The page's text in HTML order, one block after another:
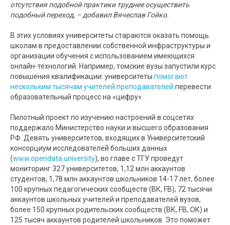
отсутствия подобной практики труднее осуществить
подобный переход, – добавил Вячеслав Гойко.
В этих условиях университеты стараются оказать помощь
школам в предоставлении собственной инфраструктуры и
организации обучения с использованием имеющихся
онлайн-технологий. Например, томские вузы запустили курс
повышения квалификации: университеты помогают
нескольким тысячам учителей преподавателей перевести
образовательный процесс на «цифру».
Пилотный проект по изучению настроений в соцсетях
поддержало Министерство науки и высшего образования
РФ. Девять университетов, входящих в Университетский
консорциум исследователей больших данных
(www.opendata.university), во главе с ТГУ проведут
мониторинг 327 университетов, 1,12 млн аккаунтов
студентов, 1,78 млн аккаунтов школьников 14-17 лет, более
100 крупных педагогических сообществ (ВК, FB), 72 тысячи
аккаунтов школьных учителей и преподавателей вузов,
более 150 крупных родительских сообществ (ВК, FB, ОК) и
125 тысяч аккаунтов родителей школьников. Это поможет